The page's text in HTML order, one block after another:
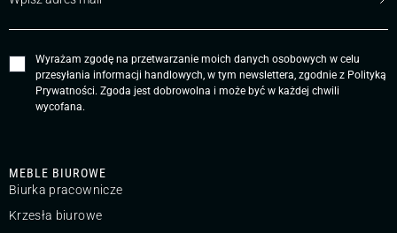
MEBLE BIUROWE
Biurka pracownicze
Krzesła biurowe
Wyrażam zgodę na przetwarzanie moich danych osobowych w celu
przesyłania informacji handlowych, w tym newslettera, zgodnie z Polityką
Prywatności. Zgoda jest dobrowolna i może być w każdej chwili
wycofana.